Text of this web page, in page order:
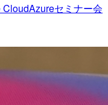
CloudAzureセミナー会